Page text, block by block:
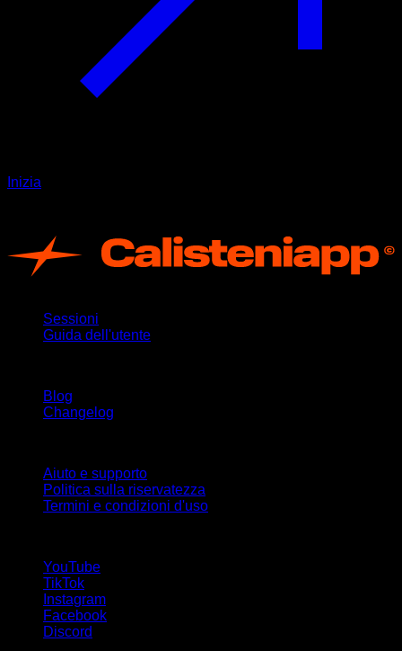
Inizia
Sessioni
Guida dell'utente
Blog
Changelog
Aiuto e supporto
Politica sulla riservatezza
Termini e condizioni d'uso
YouTube
TikTok
Instagram
Facebook
Discord